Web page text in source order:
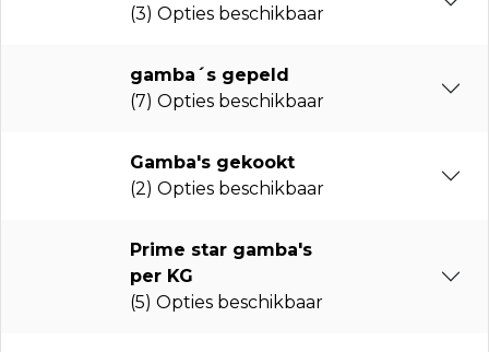
(3) Opties beschikbaar
gamba´s gepeld
(7) Opties beschikbaar
Gamba's gekookt
(2) Opties beschikbaar
Prime star gamba's
per KG
(5) Opties beschikbaar